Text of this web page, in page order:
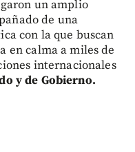
un amplio
de una
con la que buscan
en calma a miles de
internacionales
y de Gobierno.